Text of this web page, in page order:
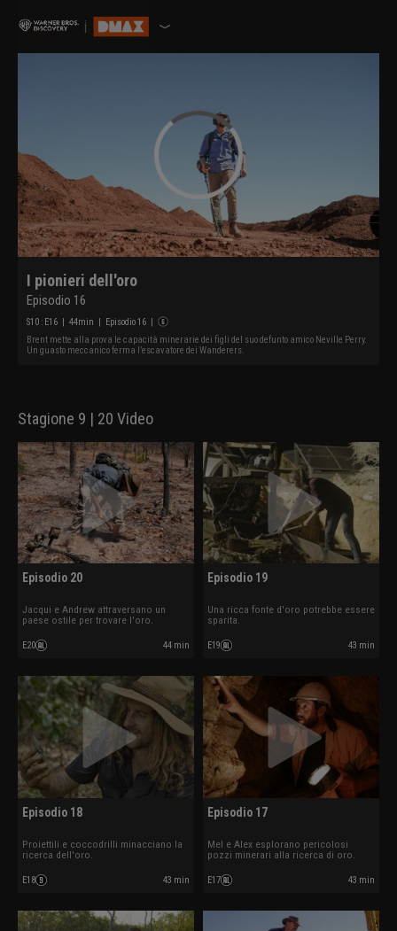
I pionieri dell'oro
Episodio 16
S10 : E16 | 44min | Episodio 16 |
Brent mette alla prova le capacità minerarie dei figli del suo defunto amico Neville Perry.
Un guasto meccanico ferma l’escavatore dei Wanderers.
Stagione 9 | 20 Video
Episodio 20
Jacqui e Andrew attraversano un
paese ostile per trovare l'oro.
E20 44 min
Episodio 19
Una ricca fonte d'oro potrebbe essere
sparita.
E19 43 min
Episodio 18
Proiettili e coccodrilli minacciano la
ricerca dell'oro.
E18 43 min
Episodio 17
Mel e Alex esplorano pericolosi
pozzi minerari alla ricerca di oro.
E17 43 min